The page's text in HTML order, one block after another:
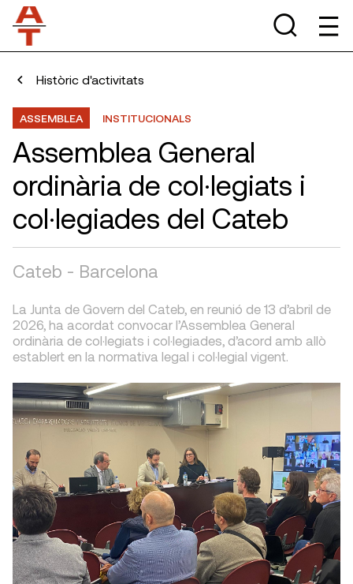
Històric d'activitats
ASSEMBLEA INSTITUCIONALS
Assemblea General
ordinària de col·legiats i
col·legiades del Cateb
Cateb - Barcelona
La Junta de Govern del Cateb, en reunió de 13 d’abril de
2026, ha acordat convocar l’Assemblea General
ordinària de col·legiats i col·legiades, d’acord amb allò
establert en la normativa legal i col·legial vigent.